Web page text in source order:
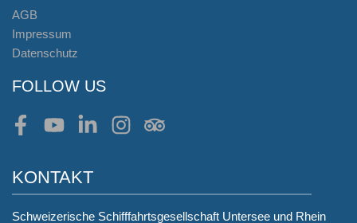
AGB
Impressum
Datenschutz
FOLLOW US
FacebookYoutubeLinkedInInstagramTripadvisor
KONTAKT
Schweizerische Schifffahrtsgesellschaft Untersee und Rhein